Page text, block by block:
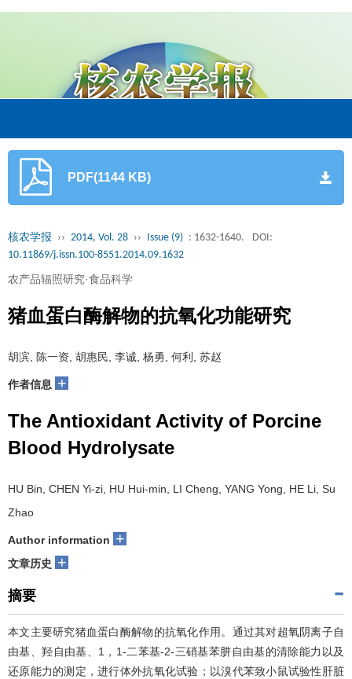
PDF(1144 KB)
核农学报 ›› 2014, Vol. 28 ›› Issue (9) : 1632-1640.
DOI:
10.11869/j.issn.100-8551.2014.09.1632
农产品辐照研究·食品科学
猪血蛋白酶解物的抗氧化功能研究
胡滨, 陈一资, 胡惠民, 李诚, 杨勇, 何利, 苏赵
作者信息 +
The Antioxidant Activity of Porcine
Blood Hydrolysate
HU Bin, CHEN Yi-zi, HU Hui-min, LI Cheng, YANG Yong, HE Li, Su
Zhao
Author information +
文章历史 +
摘要
本文主要研究猪血蛋白酶解物的抗氧化作用。通过其对超氧阴离子自
由基、羟自由基、1，1-二苯基-2-三硝基苯肼自由基的清除能力以及
还原能力的测定，进行体外抗氧化试验；以溴代苯致小鼠试验性肝脏